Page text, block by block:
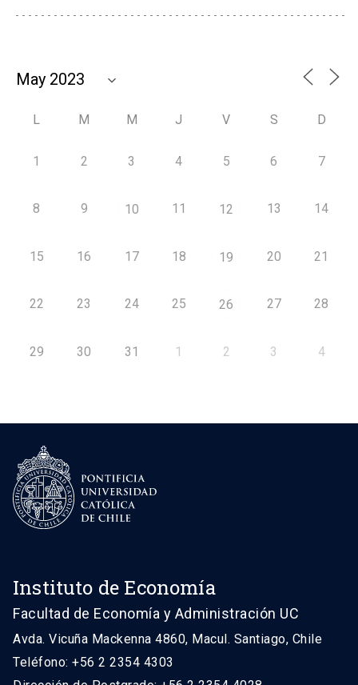
L M M J V S D
1 2 3 4 5 6 7
8 9 10 11 12 13 14
15 16 17 18 19 20 21
22 23 24 25 26 27 28
29 30 31 1 2 3 4
Instituto de Economía
Facultad de Economía y Administración UC
Avda. Vicuña Mackenna 4860, Macul. Santiago, Chile
Teléfono: +56 2 2354 4303